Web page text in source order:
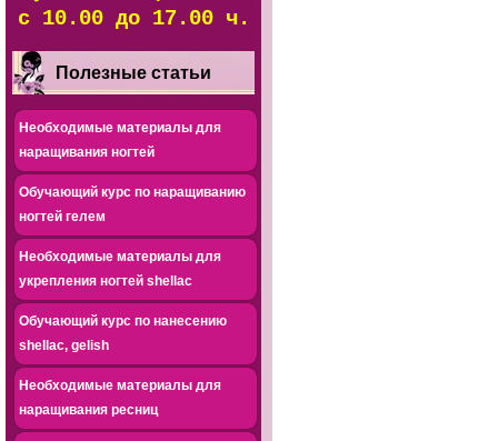
с 10.00 до 17.00 ч.
Полезные статьи
Необходимые материалы для
наращивания ногтей
Обучающий курс по наращиванию
ногтей гелем
Необходимые материалы для
укрепления ногтей shellac
Обучающий курс по нанесению
shellac, gelish
Необходимые материалы для
наращивания ресниц